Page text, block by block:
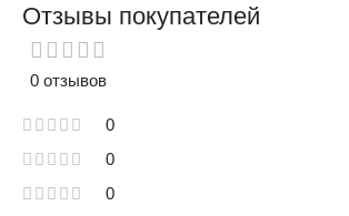
Отзывы покупателей
0 отзывов
0
0
0